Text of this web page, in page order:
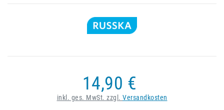
14,90 €
inkl. ges. MwSt. zzgl. Versandkosten